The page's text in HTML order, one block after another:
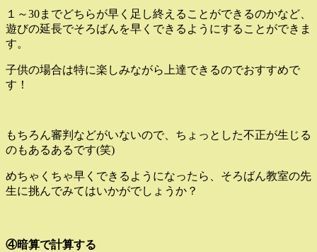
１～30までどちらが早く足し終えることができるのかなど、
遊びの延長でそろばんを早くできるようにすることができま
す。
子供の場合は特に楽しみながら上達できるのでおすすめで
す！
もちろん審判などがいないので、ちょっとした不正が生じる
のもあるあるです(笑)
めちゃくちゃ早くできるようになったら、そろばん教室の先
生に挑んでみてはいかがでしょうか？
④暗算で計算する